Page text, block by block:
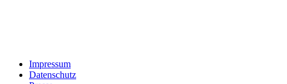
Impressum
Datenschutz